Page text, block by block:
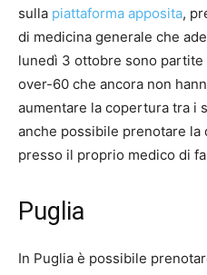
sulla piattaforma apposita,
di medicina generale che
lunedì 3 ottobre sono partite
over-60 che ancora non
aumentare la copertura tra i
anche possibile prenotare la
presso il proprio medico di
Puglia
In Puglia è possibile